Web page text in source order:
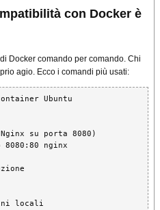
con Docker è
Docker comando per comando. Chi
agio. Ecco i comandi più usati:
Ubuntu
su porta 8080)
8080:80 nginx
locali